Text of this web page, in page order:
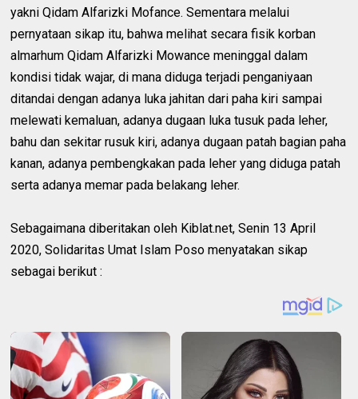
yakni Qidam Alfarizki Mofance. Sementara melalui
pernyataan sikap itu, bahwa melihat secara fisik korban
almarhum Qidam Alfarizki Mowance meninggal dalam
kondisi tidak wajar, di mana diduga terjadi penganiyaan
ditandai dengan adanya luka jahitan dari paha kiri sampai
melewati kemaluan, adanya dugaan luka tusuk pada leher,
bahu dan sekitar rusuk kiri, adanya dugaan patah bagian paha
kanan, adanya pembengkakan pada leher yang diduga patah
serta adanya memar pada belakang leher.
Sebagaimana diberitakan oleh Kiblat.net, Senin 13 April
2020, Solidaritas Umat Islam Poso menyatakan sikap
sebagai berikut :